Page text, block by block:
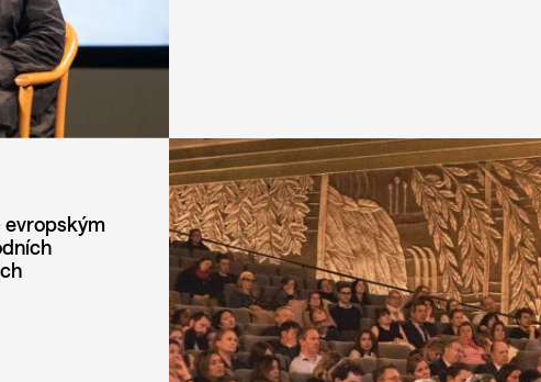
evropským